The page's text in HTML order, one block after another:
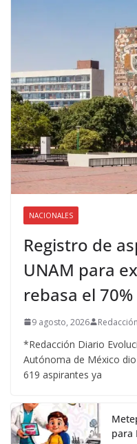
NACIONALES
Registro de
UNAM para
rebasa el 70%
9 agosto, 2026
*Redacción Diario
Autónoma de México
619 aspirantes ya
para